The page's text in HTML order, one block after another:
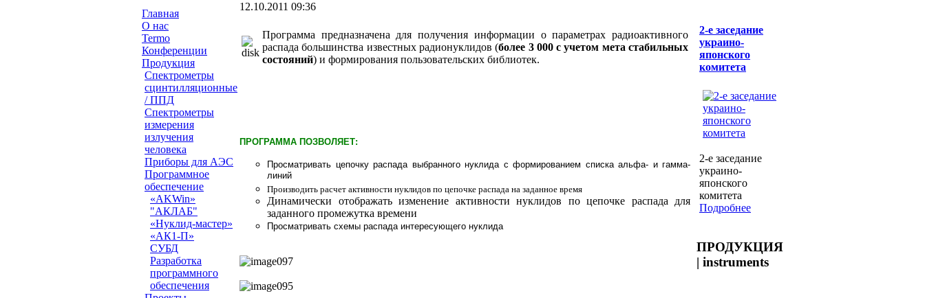
Главная
О нас
Termo
Конференции
Продукция
Cпектрометры
сцинтилляционные
/ ППД
Cпектрометры
измерения
излучения
человека
Приборы для АЭС
Программное
обеспечение
«AKWin»
"АКЛАБ"
«Нуклид-мастер»
«АК1-П»
СУБД
Разработка
программного
обеспечения
12.10.2011 09:36
Программа предназначена для получения информации о параметрах радиоактивного
распада большинства известных радионуклидов (более 3 000 с учетом мета стабильных
состояний) и формирования пользовательских библиотек.
ПРОГРАММА ПОЗВОЛЯЕТ:
Просматривать цепочку распада выбранного нуклида с формированием списка альфа- и гамма-
линий
Производить расчет активности нуклидов по цепочке распада на заданное время
Динамически отображать изменение активности нуклидов по цепочке распада для
заданного промежутка времени
Просматривать схемы распада интересующего нуклида
2-е заседание
украино-
японского
комитета
2-е заседание
украино-
японского
комитета
Подробнее
ПРОДУКЦИЯ
| instruments